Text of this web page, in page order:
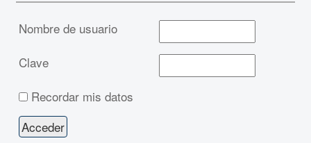
Nombre de usuario
Clave
Recordar mis datos